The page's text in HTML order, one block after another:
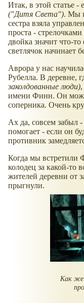
Итак, в этой статье
("Дитя Света"). Мы
сестра взяла
проста -
двойка значит что-
светлячок начинает
Аврора у нас
Рубелла. В деревне,
заколдованные люди)
имени Финн. Он
соперника. Очень
Ах да, совсем забыл
помогает - если он
противник
Когда мы встретили
колодец за какой-то
жителей деревни от
прыгнули.
Как же